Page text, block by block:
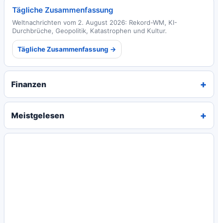
Tägliche Zusammenfassung
Weltnachrichten vom 2. August 2026: Rekord-WM, KI-
Durchbrüche, Geopolitik, Katastrophen und Kultur.
Tägliche Zusammenfassung →
Finanzen
Meistgelesen